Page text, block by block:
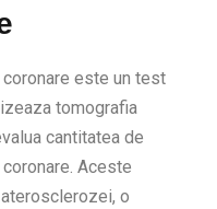
este un test
tomografia
cantitatea de
Aceste
o